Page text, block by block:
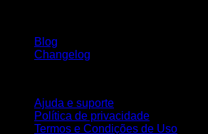
Blog
Changelog
Ajuda e suporte
Política de privacidade
Termos e Condições de Uso